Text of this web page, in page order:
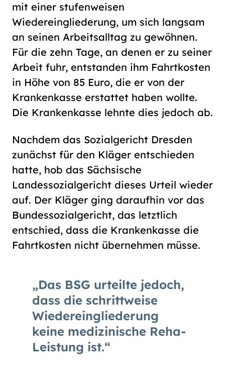
mit einer stufenweisen
Wiedereingliederung, um sich langsam
an seinen Arbeitsalltag zu gewöhnen.
Für die zehn Tage, an denen er zu seiner
Arbeit fuhr, entstanden ihm Fahrtkosten
in Höhe von 85 Euro, die er von der
Krankenkasse erstattet haben wollte.
Die Krankenkasse lehnte dies jedoch ab.
Nachdem das Sozialgericht Dresden
zunächst für den Kläger entschieden
hatte, hob das Sächsische
Landessozialgericht dieses Urteil wieder
auf. Der Kläger ging daraufhin vor das
Bundessozialgericht, das letztlich
entschied, dass die Krankenkasse die
Fahrtkosten nicht übernehmen müsse.
Das BSG urteilte jedoch,
dass die schrittweise
Wiedereingliederung
keine medizinische Reha-
Leistung ist.